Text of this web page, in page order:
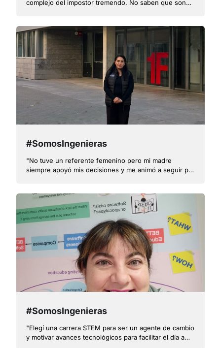
complejo del impostor tremendo. No saben que son
#SomosIngenieras
"No tuve un referente femenino pero mi madre
siempre apoyó mis decisiones y me animó a seguir por
#SomosIngenieras
"Elegí una carrera STEM para ser un agente de cambio
y motivar avances tecnológicos para facilitar el día a